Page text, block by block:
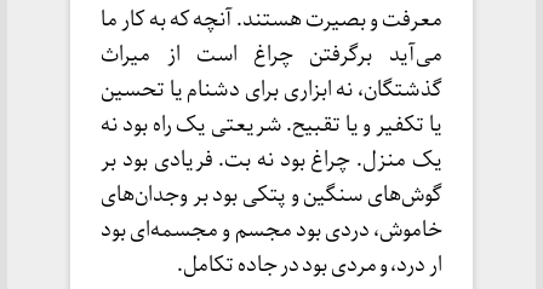
معرفت و بصیرت هستند. آنچه که به کار ما
می‌آید برگرفتن چراغ است از میراث
گذشتگان، نه ابزاری برای دشنام یا تحسین
یا تکفیر و یا تقبیح. شریعتی یک راه بود نه
یک منزل. چراغ بود نه بت. فریادی بود بر
گوش‌های سنگین و پتکی بود بر وجدان‌های
خاموش، دردی بود مجسم و مجسمه‌ای بود
ار درد، و مردی بود در جاده تکامل.